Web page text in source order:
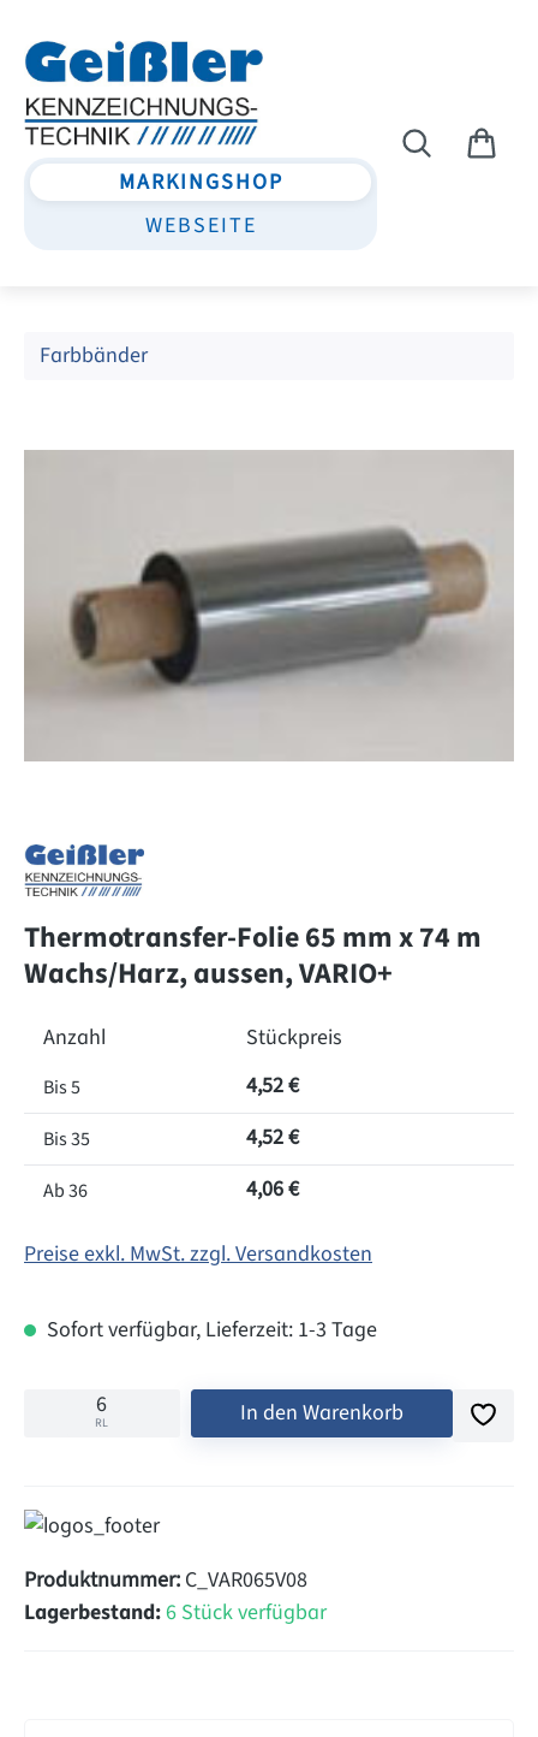
MARKINGSHOP
WEBSEITE
Farbbänder
Thermotransfer-Folie 65 mm x 74 m
Wachs/Harz, aussen, VARIO+
Anzahl Stückpreis
Bis5 4,52 €
Bis35 4,52 €
Ab36 4,06 €
Preise exkl. MwSt. zzgl. Versandkosten
Sofort verfügbar, Lieferzeit: 1-3 Tage
RL In den Warenkorb
Produktnummer: C_VAR065V08
Lagerbestand:6 Stück verfügbar